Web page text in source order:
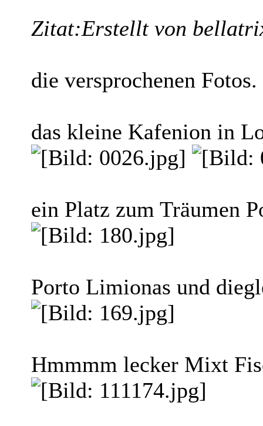
Zitat:Erstellt von
die versprochenen Fotos.
das kleine Kafenion in
ein Platz zum Träumen
Porto Limionas und
Hmmmm lecker Mixt